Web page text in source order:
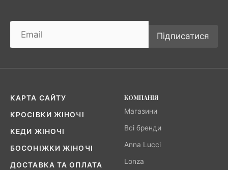
Підписатися
КАРТА САЙТУ
КРОСІВКИ ЖІНОЧІ
КЕДИ ЖІНОЧІ
БОСОНІЖКИ ЖІНОЧІ
ДОСТАВКА ТА ОПЛАТА
КОМПАНІЯ
Магазини
Всі бренди
Anna Lucci
Lonza